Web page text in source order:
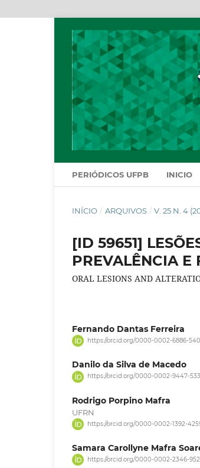
PERIÓDICOS UFPB INICIO
INÍCIO / ARQUIVOS / V. 25 N. 4
[ID 59651]
PREVALÊNCIA E
ORAL LESIONS AND
Fernando Dantas Ferreira
https://orcid.org/0000-0002-6886-
Danilo da Silva de Macedo
https://orcid.org/0000-0002-9447-
Rodrigo Porpino Mafra
UFRN
https://orcid.org/0000-0002-1392-
Samara Carollyne Mafra
https://orcid.org/0000-0002-2346-